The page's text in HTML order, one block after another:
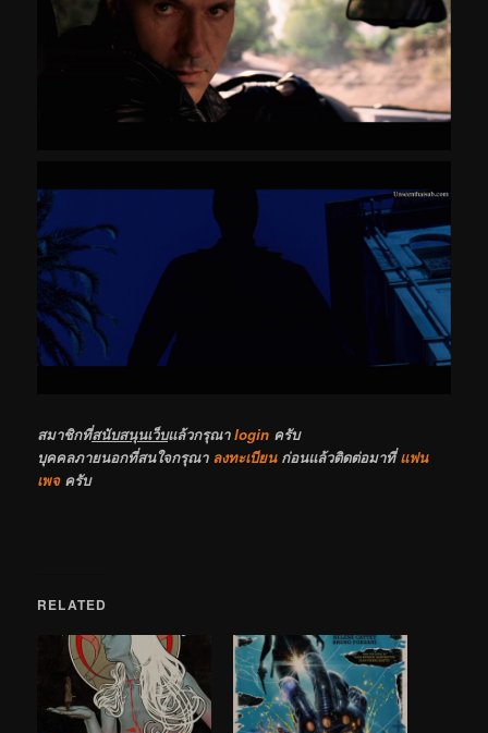
สมาชิกที่สนับสนุนเว็บแล้วกรุณาlogin ครับ
บุคคลภายนอกที่สนใจกรุณา ลงทะเบียนก่อนแล้วติดต่อมาที่แฟน
เพจครับ
RELATED